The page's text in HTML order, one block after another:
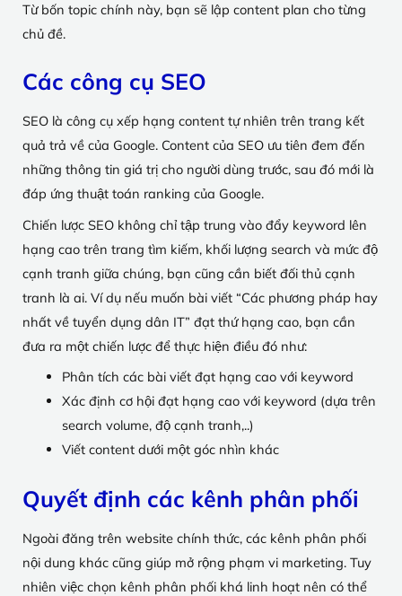
Từ bốn topic chính này, bạn sẽ lập content plan cho từng
chủ đề.
Các công cụ SEO
SEO là công cụ xếp hạng content tự nhiên trên trang kết
quả trả về của Google. Content của SEO ưu tiên đem đến
những thông tin giá trị cho người dùng trước, sau đó mới là
đáp ứng thuật toán ranking của Google.
Chiến lược SEO không chỉ tập trung vào đẩy keyword lên
hạng cao trên trang tìm kiếm, khối lượng search và mức độ
cạnh tranh giữa chúng, bạn cũng cần biết đối thủ cạnh
tranh là ai. Ví dụ nếu muốn bài viết “Các phương pháp hay
nhất về tuyển dụng dân IT” đạt thứ hạng cao, bạn cần
đưa ra một chiến lược để thực hiện điều đó như:
Phân tích các bài viết đạt hạng cao với keyword
Xác định cơ hội đạt hạng cao với keyword (dựa trên
search volume, độ cạnh tranh,..)
Viết content dưới một góc nhìn khác
Quyết định các kênh phân phối
Ngoài đăng trên website chính thức, các kênh phân phối
nội dung khác cũng giúp mở rộng phạm vi marketing. Tuy
nhiên việc chọn kênh phân phối khá linh hoạt nên có thể